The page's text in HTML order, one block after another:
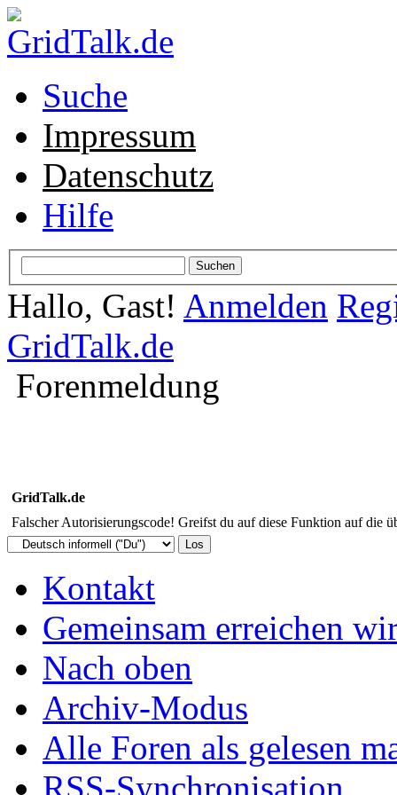
Suche
Impressum
Datenschutz
Hilfe
Hallo, Gast! Anmelden
GridTalk.de
Forenmeldung
GridTalk.de
Falscher Autorisierungscode! Greifst du auf diese Funktion auf die
Kontakt
Gemeinsam erreichen
Nach oben
Archiv-Modus
Alle Foren als gelesen
RSS-Synchronisation